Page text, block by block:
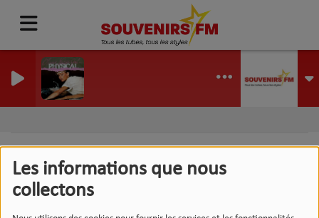
Les informations que nous
collectons
NEWTON JONES